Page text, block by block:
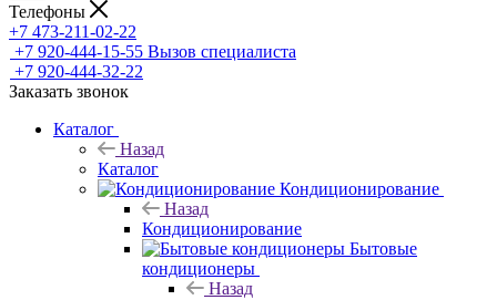
Телефоны
+7 473-211-02-22
+7 920-444-15-55 Вызов специалиста
+7 920-444-32-22
Заказать звонок
Каталог
Назад
Каталог
Кондиционирование
Назад
Кондиционирование
Бытовые
кондиционеры
Назад